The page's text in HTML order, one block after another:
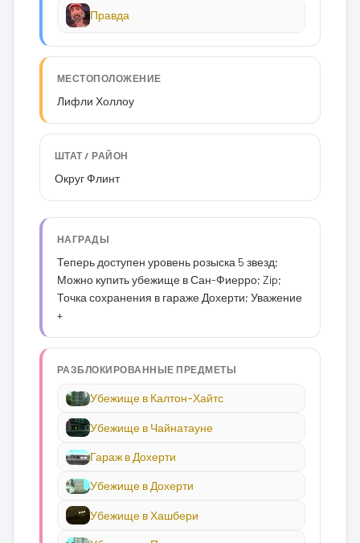
Правда
МЕСТОПОЛОЖЕНИЕ
Лифли Холлоу
ШТАТ / РАЙОН
Округ Флинт
НАГРАДЫ
Теперь доступен уровень розыска 5 звезд;
Можно купить убежище в Сан-Фиерро; Zip;
Точка сохранения в гараже Дохерти; Уважение
+
РАЗБЛОКИРОВАННЫЕ ПРЕДМЕТЫ
Убежище в Калтон-Хайтс
Убежище в Чайнатауне
Гараж в Дохерти
Убежище в Дохерти
Убежище в Хашбери